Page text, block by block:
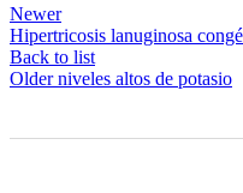
Newer
Hipertricosis lanuginosa
Back to list
Older niveles altos de potasio